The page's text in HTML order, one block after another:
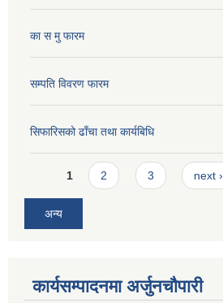
का स मु फारम
सम्पति विवरण फारम
सिफारिसको ढाँचा तथा कार्यबिधि
Pages
1 2 3 next ›
अन्य
कार्यसम्पादनमा अर्जुनचौपारी